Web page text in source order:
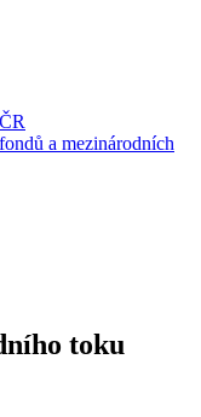
a mezinárodních
toku